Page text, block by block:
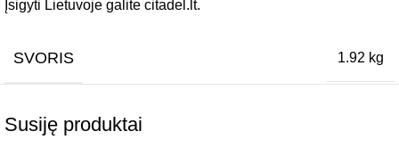
Įsigyti Lietuvoje galite citadel.lt.
SVORIS 1.92 kg
Susiję produktai